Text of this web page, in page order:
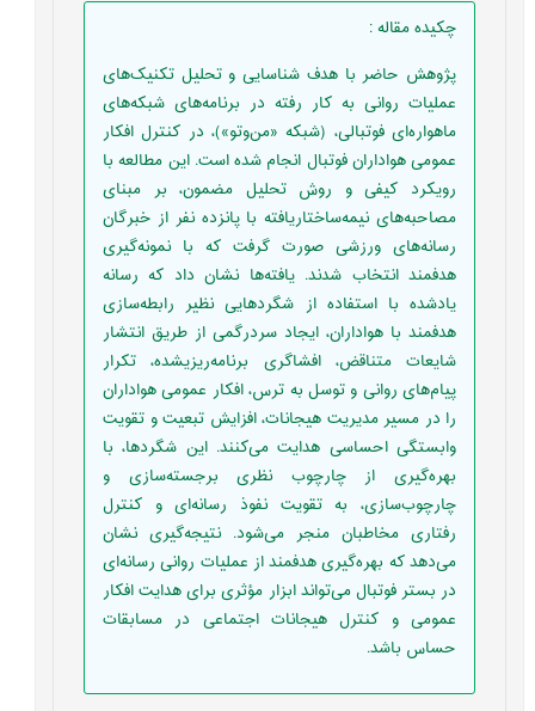
چکیده مقاله:
پژوهش حاضر با هدف شناسایی و تحلیل تکنیک‌های
عملیات روانی به‌ کار رفته در برنامه‌های شبکه‌های
ماهواره‌ای فوتبالی، (شبکه «من‌وتو»)، در کنترل افکار
عمومی هواداران فوتبال انجام شده است. این مطالعه با
رویکرد کیفی و روش تحلیل مضمون، بر مبنای
مصاحبه‌های نیمه‌ساختاریافته با پانزده نفر از خبرگان
رسانه‌های ورزشی صورت گرفت که با نمونه‌گیری
هدفمند انتخاب شدند. یافته‌ها نشان داد که رسانه‌
یادشده با استفاده از شگرد‌هایی نظیر رابطه‌سازی
هدفمند با هواداران، ایجاد سردرگمی از طریق انتشار
شایعات متناقض، افشاگری برنامه‌ریزی­شده، تکرار
پیام‌های روانی و توسل به ترس، افکار عمومی هواداران
را در مسیر مدیریت هیجانات، افزایش تبعیت و تقویت
وابستگی احساسی هدایت می‌کنند. این شگرد‌ها، با
بهره‌گیری از چارچوب نظری برجسته‌سازی و
چارچوب‌سازی، به تقویت نفوذ رسانه‌ای و کنترل
رفتاری مخاطبان منجر می‌شود. نتیجه‌گیری نشان
می‌دهد که بهره‌گیری هدفمند از عملیات روانی رسانه‌ای
در بستر فوتبال می‌تواند ابزار مؤثری برای هدایت افکار
عمومی و کنترل هیجانات اجتماعی در مسابقات
حساس باشد.